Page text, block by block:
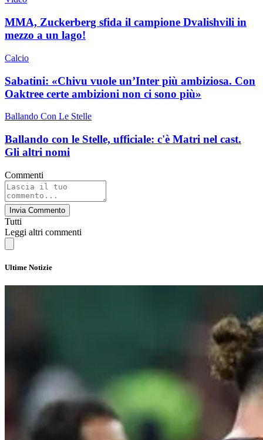
MMA, Zuckerberg sfida il campione Dvalishvili in
mezzo a un lago!
Calcio
Sabatini: «Chivu vuole un’Inter più ambiziosa. Con
Oaktree certe ambizioni non ci sono più»
Ballando Con Le Stelle
Ballando con le Stelle, ufficiale: c'è Matri nel cast.
Gli altri nomi
Commenti
Invia Commento
Tutti
Leggi altri commenti
Ultime Notizie